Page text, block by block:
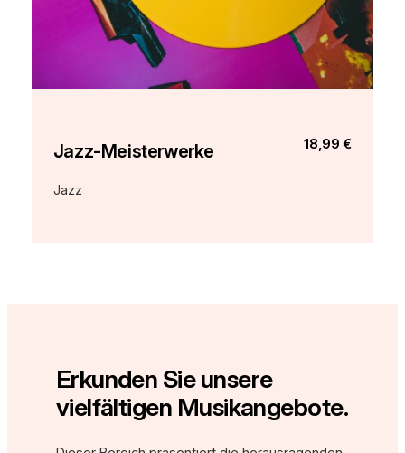
Jazz-Meisterwerke
Jazz
18,99 €
Erkunden Sie unsere
vielfältigen Musikangebote.